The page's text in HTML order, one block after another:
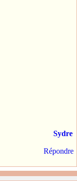
Sydre
Répondre